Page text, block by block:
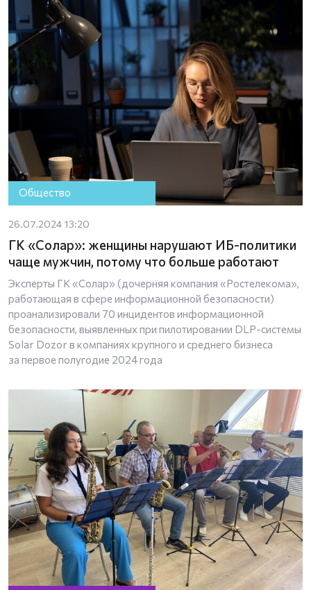
Общество
26.07.2024 13:20
ГК «Солар»: женщины нарушают ИБ-политики
чаще мужчин, потому что больше работают
Эксперты ГК «Солар» (дочерняя компания «Ростелекома»,
работающая в сфере информационной безопасности)
проанализировали 70 инцидентов информационной
безопасности, выявленных при пилотировании DLP-системы
Solar Dozor в компаниях крупного и среднего бизнеса
за первое полугодие 2024 года